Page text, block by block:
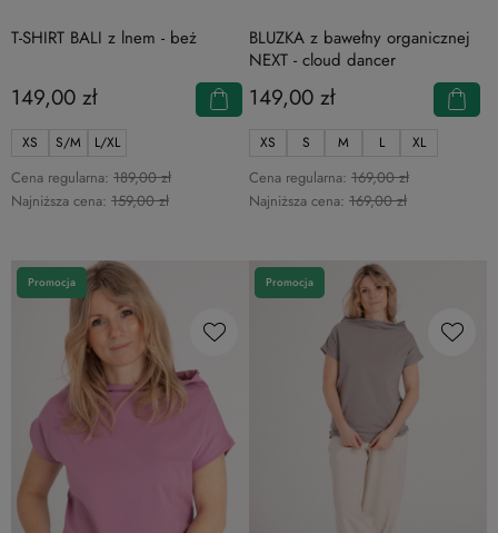
T-SHIRT BALI z lnem - beż
149,00 zł
Cena regularna: 189,00 zł
Najniższa cena: 159,00 zł
XS S/M L/XL
BLUZKA z bawełny organicznej
NEXT - cloud dancer
149,00 zł
Cena regularna: 169,00 zł
Najniższa cena: 169,00 zł
XS S M L XL
Promocja Promocja